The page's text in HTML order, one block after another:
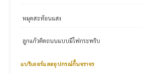
หมุดสะท้อนแสง
ลูกแก้วติดถนนแบบมีไฟกระพริบ
แบริเออร์และอุปกรณ์กั้นจราจร